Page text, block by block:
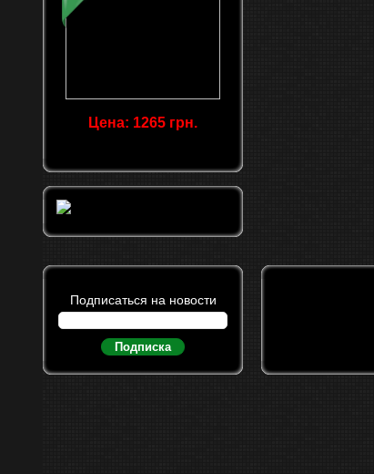
Цена: 1265 грн.
Подписаться на новости
Подписка